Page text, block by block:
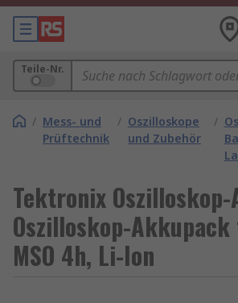
Teile-Nr.
/ Mess- und
Prüftechnik
/ Oszilloskope
und Zubehör
/
Tektronix
Oszilloskop-
MSO 4h, Li-Ion